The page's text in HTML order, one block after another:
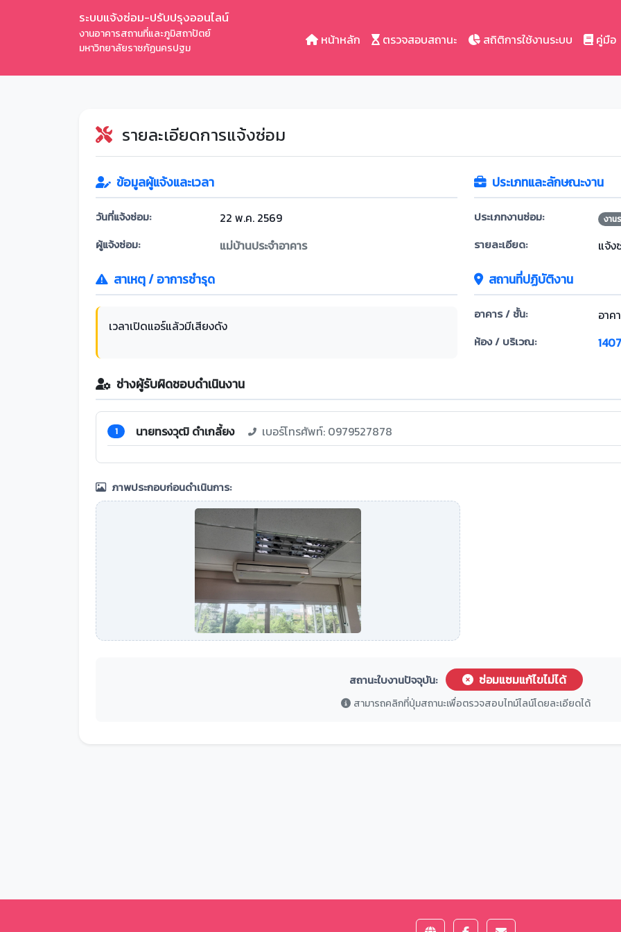
ระบบแจ้งซ่อม-ปรับปรุงออนไลน์
งานอาคารสถานที่และภูมิสถาปัตย์
มหาวิทยาลัยราชภัฏนครปฐม
หน้าหลัก ตรวจสอบสถานะ สถิติการใช้งานระบบ คู่มือ
รายละเอียดการแจ้งซ่อม
ข้อมูลผู้แจ้งและเวลา
วันที่แจ้งซ่อม: 22 พ.ค. 2569
ผู้แจ้งซ่อม: แม่บ้านประจำอาคาร
ประเภทและลักษณะงาน
ประเภทงานซ่อม: งาน
รายละเอียด: แจ้ง
สาเหตุ / อาการชำรุด
เวลาเปิดแอร์แล้วมีเสียงดัง
สถานที่ปฏิบัติงาน
อาคาร / ชั้น: อาค
ห้อง / บริเวณ: 1407
ช่างผู้รับผิดชอบดำเนินงาน
1 นายทรงวุฒิ ดำเกลี้ยง เบอร์โทรศัพท์: 0979527878
ภาพประกอบก่อนดำเนินการ:
สถานะใบงานปัจจุบัน: ซ่อมแซมแก้ไขไม่ได้
สามารถคลิกที่ปุ่มสถานะเพื่อตรวจสอบไทม์ไลน์โดยละเอียดได้